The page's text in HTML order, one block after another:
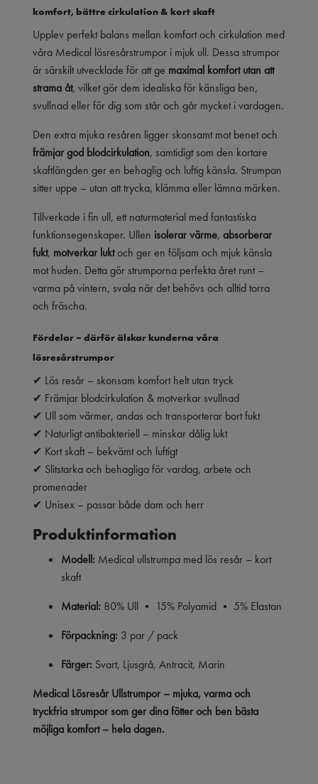
komfort, bättre cirkulation & kort skaft
Upplev perfekt balans mellan komfort och cirkulation med
våra Medical lösresårstrumpor i mjuk ull. Dessa strumpor
är särskilt utvecklade för att ge maximal komfort utan att
strama åt, vilket gör dem idealiska för känsliga ben,
svullnad eller för dig som står och går mycket i vardagen.
Den extra mjuka resåren ligger skonsamt mot benet och
främjar god blodcirkulation, samtidigt som den kortare
skaftlängden ger en behaglig och luftig känsla. Strumpan
sitter uppe – utan att trycka, klämma eller lämna märken.
Tillverkade i fin ull, ett naturmaterial med fantastiska
funktionsegenskaper. Ullen isolerar värme, absorberar
fukt, motverkar luktoch ger en följsam och mjuk känsla
mot huden. Detta gör strumporna perfekta året runt –
varma på vintern, svala när det behövs och alltid torra
och fräscha.
Fördelar – därför älskar kunderna våra
lösresårstrumpor
✔ Lös resår – skonsam komfort helt utan tryck
✔ Främjar blodcirkulation & motverkar svullnad
✔ Ull som värmer, andas och transporterar bort fukt
✔ Naturligt antibakteriell – minskar dålig lukt
✔ Kort skaft – bekvämt och luftigt
✔ Slitstarka och behagliga för vardag, arbete och
promenader
✔ Unisex – passar både dam och herr
Produktinformation
Modell: Medical ullstrumpa med lös resår – kort
skaft
Material: 80% Ull • 15% Polyamid • 5% Elastan
Förpackning: 3 par / pack
Färger: Svart, Ljusgrå, Antracit, Marin
Medical Lösresår Ullstrumpor – mjuka, varma och
tryckfria strumpor som ger dina fötter och ben bästa
möjliga komfort – hela dagen.